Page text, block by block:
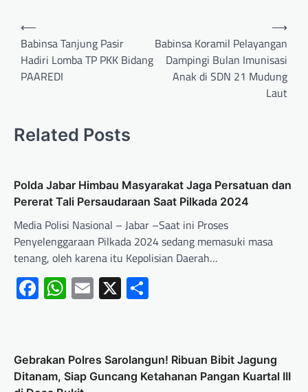
⟵
Babinsa Tanjung Pasir
Hadiri Lomba TP PKK Bidang
PAAREDI
Babinsa Koramil Pelayangan
Dampingi Bulan Imunisasi
Anak di SDN 21 Mudung
Laut
⟶
Related Posts
Polda Jabar Himbau Masyarakat Jaga Persatuan dan
Pererat Tali Persaudaraan Saat Pilkada 2024
Media Polisi Nasional – Jabar –Saat ini Proses
Penyelenggaraan Pilkada 2024 sedang memasuki masa
tenang, oleh karena itu Kepolisian Daerah…
Facebook
WhatsApp
Email
X
Gebrakan Polres Sarolangun! Ribuan Bibit Jagung
Ditanam, Siap Guncang Ketahanan Pangan Kuartal III